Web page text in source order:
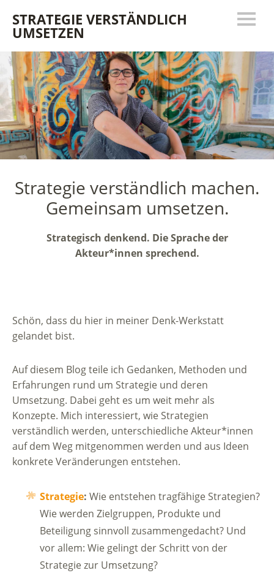
STRATEGIE VERSTÄNDLICH
UMSETZEN
Strategie verständlich machen.
Gemeinsam umsetzen.
Strategisch denkend. Die Sprache der
Akteur*innen sprechend.
Schön, dass du hier in meiner Denk-Werkstatt
gelandet bist.
Auf diesem Blog teile ich Gedanken, Methoden und
Erfahrungen rund um Strategie und deren
Umsetzung. Dabei geht es um weit mehr als
Konzepte. Mich interessiert, wie Strategien
verständlich werden, unterschiedliche Akteur*innen
auf dem Weg mitgenommen werden und aus Ideen
konkrete Veränderungen entstehen.
Strategie: Wie entstehen tragfähige Strategien?
Wie werden Zielgruppen, Produkte und
Beteiligung sinnvoll zusammengedacht? Und
vor allem: Wie gelingt der Schritt von der
Strategie zur Umsetzung?